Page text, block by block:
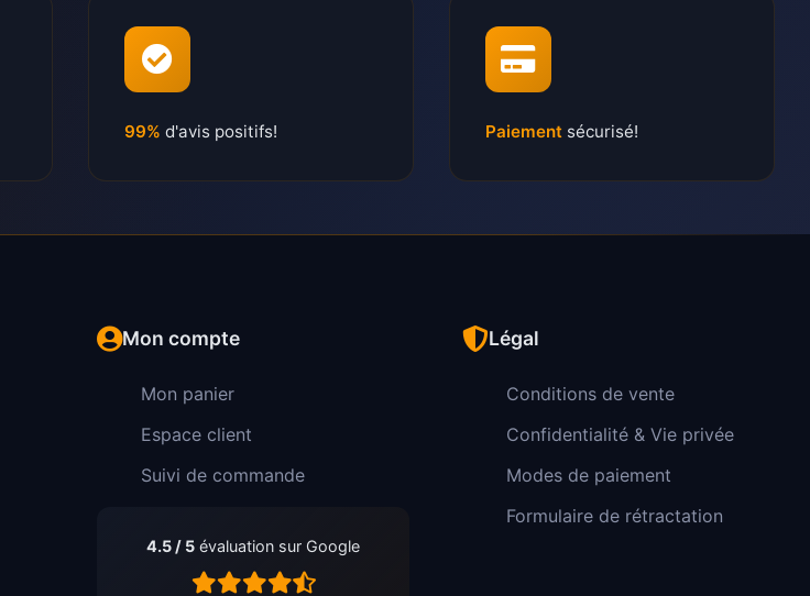
99% d'avis positifs! Paiement sécurisé!
Mon compte
Mon panier
Espace client
Suivi de commande
4.5 / 5 évaluation sur Google
Légal
Conditions de vente
Confidentialité & Vie privée
Modes de paiement
Formulaire de rétractation